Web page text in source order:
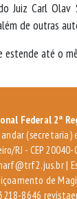
Juiz Carl Olav
de outras
estende até o
Federal 2ª
(secretaria)
RJ - CEP 20040-
|
de
8646